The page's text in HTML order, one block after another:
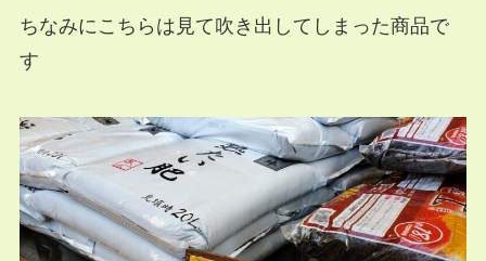
ちなみにこちらは見て吹き出してしまった商品で
す